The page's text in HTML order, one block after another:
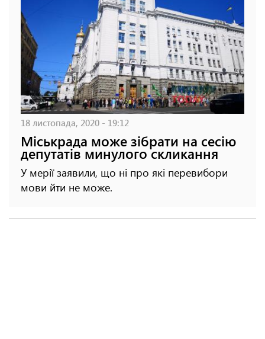
18 листопада, 2020 - 19:12
Міськрада може зібрати на сесію
депутатів минулого скликання
У мерії заявили, що ні про які перевибори
мови йти не може.